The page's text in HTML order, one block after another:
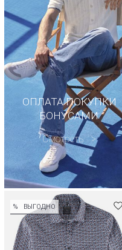
ОПЛАТА ПОКУПКИ
БОНУСАМИ
Смотреть
% ВЫГОДНО